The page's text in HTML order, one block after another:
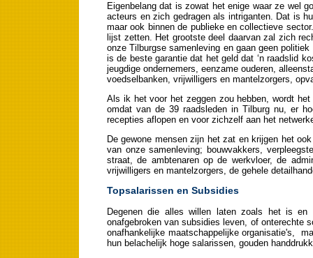
Eigenbelang dat is zowat het enige waar ze wel
acteurs en zich gedragen als intriganten. Dat is
maar ook binnen de publieke en collectieve
lijst zetten. Het grootste deel daarvan zal zich
onze Tilburgse samenleving en gaan geen
is de beste garantie dat het geld dat ‘n raadslid
jeugdige ondernemers, eenzame ouderen,
voedselbanken, vrijwilligers en mantelzorgers,
Als ik het voor het zeggen zou hebben, wordt
omdat van de 39 raadsleden in Tilburg nu, er
recepties aflopen en voor zichzelf aan het
De gewone mensen zijn het zat en krijgen het
van onze samenleving; bouwvakkers,
straat, de ambtenaren op de werkvloer, de
vrijwilligers en mantelzorgers, de gehele
Topsalarissen en Subsidies
Degenen die alles willen laten zoals het is
onafgebroken van subsidies leven, of onterechte
onafhankelijke maatschappelijke organisatie's,
hun belachelijk hoge salarissen, gouden